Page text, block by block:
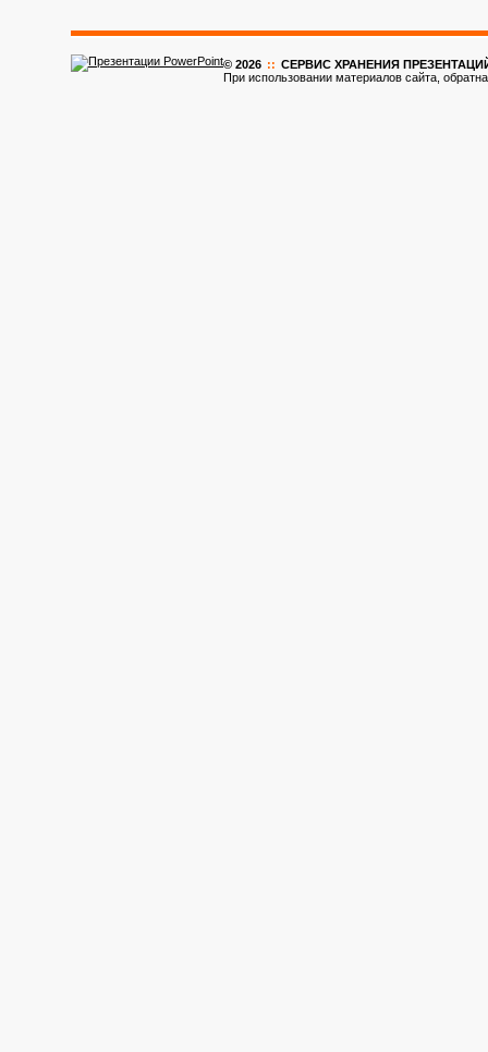
© 2026 :: CЕРВИС ХРАНЕНИЯ ПРЕЗЕНТАЦИЙ
При использовании материалов сайта,